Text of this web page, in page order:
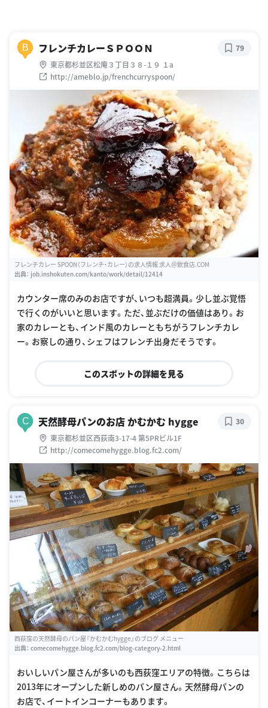
B フレンチカレーＳＰＯＯＮ
東京都杉並区松庵３丁目３８-１９ １a
http://ameblo.jp/frenchcurryspoon/
79
フレンチカレー SPOON（フレンチ・カレー）の求人情報 求人＠飲食店.COM
出典： job.inshokuten.com/kanto/work/detail/12414
カウンター席のみのお店ですが、いつも超満員。少し並ぶ覚悟
で行くのがいいと思います。ただ、並ぶだけの価値はあり。お
家のカレーとも、インド風のカレーともちがうフレンチカレ
ー。お察しの通り、シェフはフレンチ出身だそうです。
このスポットの詳細を見る
C 天然酵母パンのお店 かむかむ hygge
東京都杉並区西荻南3-17-4 第5PRビル1F
http://comecomehygge.blog.fc2.com/
30
西荻窪の天然酵母のパン屋『かむかむhygge』のブログ メニュー
出典： comecomehygge.blog.fc2.com/blog-category-2.html
おいしいパン屋さんが多いのも西荻窪エリアの特徴。こちらは
2013年にオープンした新しめのパン屋さん。天然酵母パンの
お店で、イートインコーナーもあります。